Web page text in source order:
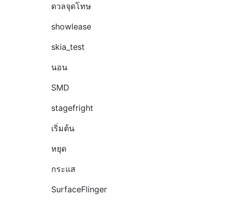
ดวลจุดโทษ
showlease
skia_test
นอน
SMD
stagefright
เริ่มต้น
หยุด
กระแส
SurfaceFlinger